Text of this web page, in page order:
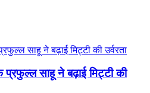
साहू ने बढ़ाई मिट्टी की